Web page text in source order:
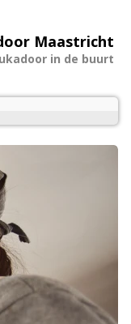
Maastricht
in de buurt